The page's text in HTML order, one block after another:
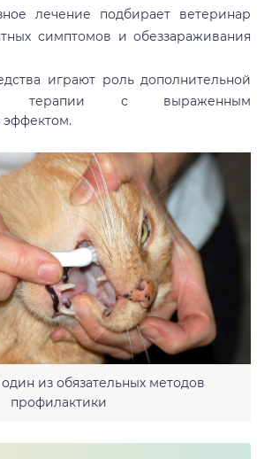
лечение подбирает ветеринар
симптомов и обеззараживания
играют роль дополнительной
терапии с выраженным
из обязательных методов
профилактики